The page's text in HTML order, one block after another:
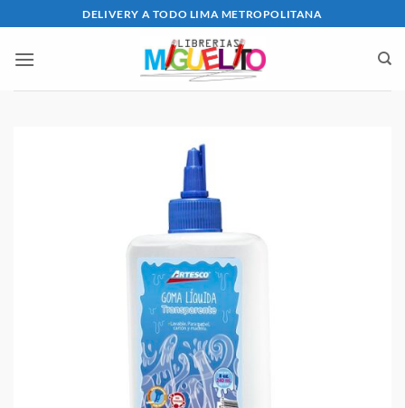
al
contenido
DELIVERY A TODO LIMA METROPOLITANA